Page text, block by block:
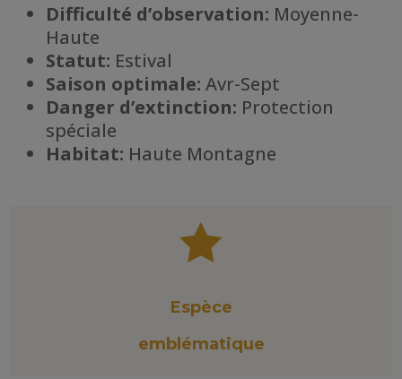
Difficulté d’observation: Moyenne-
Haute
Statut: Estival
Saison optimale: Avr-Sept
Danger d’extinction: Protection
spéciale
Habitat: Haute Montagne

Espèce
emblématique